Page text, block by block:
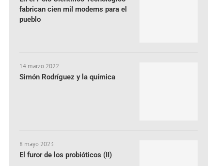
fabrican cien mil modems para el
pueblo
14 marzo 2022
Simón Rodríguez y la química
8 mayo 2023
El furor de los probióticos (II)